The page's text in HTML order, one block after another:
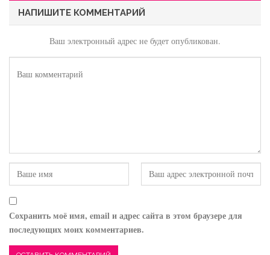
НАПИШИТЕ КОММЕНТАРИЙ
Ваш электронный адрес не будет опубликован.
Сохранить моё имя, email и адрес сайта в этом браузере для
последующих моих комментариев.